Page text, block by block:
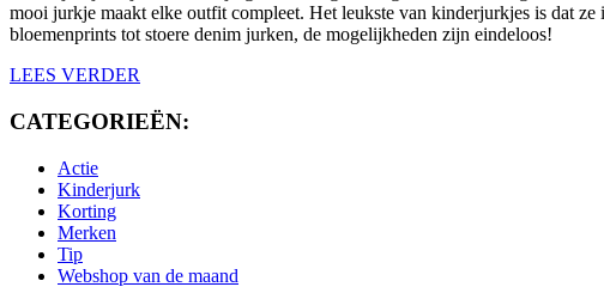
mooi jurkje maakt elke outfit compleet. Het leukste van kinderjurkjes is dat
bloemenprints tot stoere denim jurken, de mogelijkheden zijn eindeloos!
LEES VERDER
CATEGORIEËN:
Actie
Kinderjurk
Korting
Merken
Tip
Webshop van de maand